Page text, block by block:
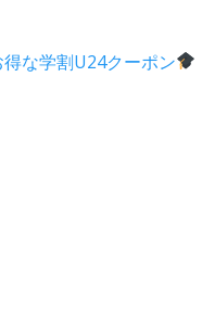
な学割U24クーポン